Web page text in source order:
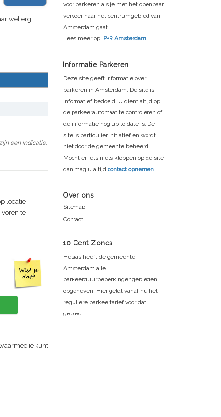
wel erg
een indicatie.
locatie
voren te
je kunt
voor parkeren als je met het openbaar
vervoer naar het centrumgebied van
Amsterdam gaat.
Lees meer op: P+R Amsterdam
Informatie Parkeren
Deze site geeft informatie over
parkeren in Amsterdam. De site is
informatief bedoeld. U dient altijd op
de parkeerautomaat te controleren of
de informatie nog up to date is. De
site is particulier initiatief en wordt
niet door de gemeente beheerd.
Mocht er iets niets kloppen op de site
dan mag u altijd contact opnemen.
Over ons
Sitemap
Contact
10 Cent Zones
Helaas heeft de gemeente
Amsterdam alle
parkeerduurbeperkingengebieden
opgeheven. Hier geldt vanaf nu het
reguliere parkeertarief voor dat
gebied.